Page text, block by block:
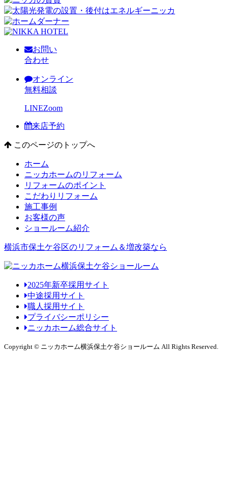
お問い
合わせ
オンライン
無料相談
LINEZoom
来店予約
このページのトップへ
ホーム
ニッカホームのリフォーム
リフォームのポイント
こだわりリフォーム
施工事例
お客様の声
ショールーム紹介
横浜市保土ケ谷区のリフォーム＆増改築なら
2025年新卒採用サイト
中途採用サイト
職人採用サイト
プライバシーポリシー
ニッカホーム総合サイト
Copyright © ニッカホーム横浜保土ケ谷ショールーム All Rights Reserved.